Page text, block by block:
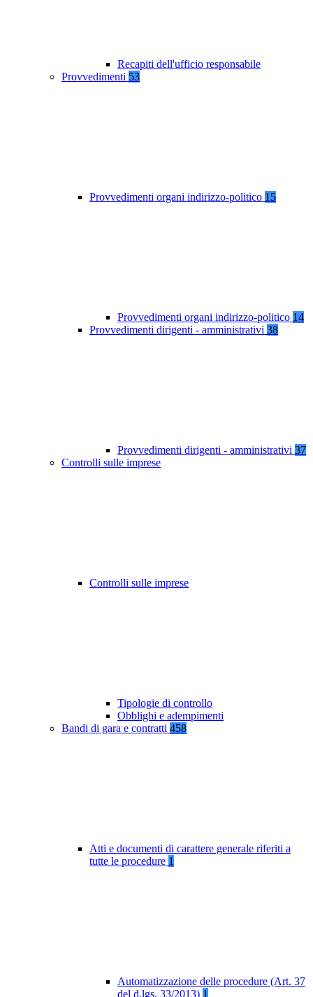
Recapiti dell'ufficio responsabile
Provvedimenti 53
Provvedimenti organi indirizzo-politico 15
Provvedimenti organi indirizzo-politico 14
Provvedimenti dirigenti - amministrativi 38
Provvedimenti dirigenti - amministrativi 37
Controlli sulle imprese
Controlli sulle imprese
Tipologie di controllo
Obblighi e adempimenti
Bandi di gara e contratti 458
Atti e documenti di carattere generale riferiti a
tutte le procedure 1
Automatizzazione delle procedure (Art. 37
del d.lgs. 33/2013) 1